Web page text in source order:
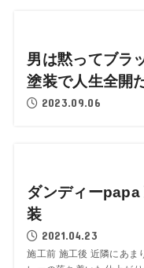
男は黙ってブラ
塗装で人生全開
2023.09.06
ダンディーpapa
装
2021.04.23
施工前 施工後 近隣にあま